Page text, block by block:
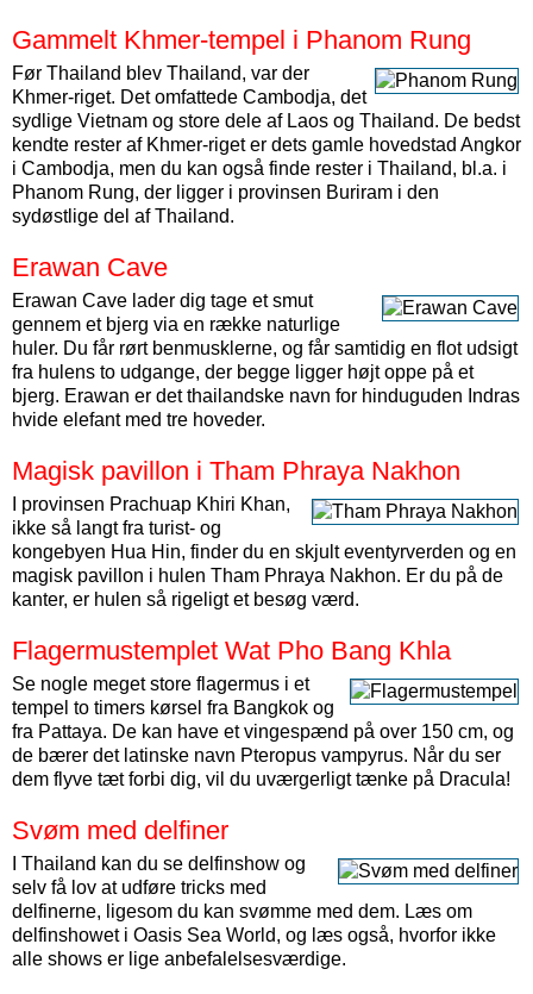
Gammelt Khmer-tempel i Phanom Rung
Før Thailand blev Thailand, var der
Khmer-riget. Det omfattede Cambodja, det
sydlige Vietnam og store dele af Laos og Thailand. De bedst
kendte rester af Khmer-riget er dets gamle hovedstad Angkor
i Cambodja, men du kan også finde rester i Thailand, bl.a. i
Phanom Rung, der ligger i provinsen Buriram i den
sydøstlige del af Thailand.
Erawan Cave
Erawan Cave lader dig tage et smut
gennem et bjerg via en række naturlige
huler. Du får rørt benmusklerne, og får samtidig en flot udsigt
fra hulens to udgange, der begge ligger højt oppe på et
bjerg. Erawan er det thailandske navn for hinduguden Indras
hvide elefant med tre hoveder.
Magisk pavillon i Tham Phraya Nakhon
I provinsen Prachuap Khiri Khan,
ikke så langt fra turist- og
kongebyen Hua Hin, finder du en skjult eventyrverden og en
magisk pavillon i hulen Tham Phraya Nakhon. Er du på de
kanter, er hulen så rigeligt et besøg værd.
Flagermustemplet Wat Pho Bang Khla
Se nogle meget store flagermus i et
tempel to timers kørsel fra Bangkok og
fra Pattaya. De kan have et vingespænd på over 150 cm, og
de bærer det latinske navn Pteropus vampyrus. Når du ser
dem flyve tæt forbi dig, vil du uværgerligt tænke på Dracula!
Svøm med delfiner
I Thailand kan du se delfinshow og
selv få lov at udføre tricks med
delfinerne, ligesom du kan svømme med dem. Læs om
delfinshowet i Oasis Sea World, og læs også, hvorfor ikke
alle shows er lige anbefalelsesværdige.